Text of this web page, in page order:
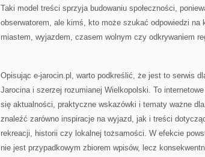
Taki model treści sprzyja budowaniu społeczności,
obserwatorem, ale kimś, kto może szukać odpowiedzi na
miastem, wyjazdem, czasem wolnym czy odkrywaniem
Opisując e-jarocin.pl, warto podkreślić, że jest to serwis
Jarocina i szerzej rozumianej Wielkopolski. To
się aktualności, praktyczne wskazówki i tematy ważne
znaleźć zarówno inspiracje na wyjazd, jak i treści
rekreacji, historii czy lokalnej tożsamości. W efekcie
nie jest przypadkowym zbiorem wpisów, lecz